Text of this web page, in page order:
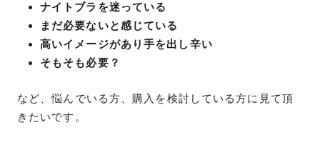
ナイトブラを迷っている
まだ必要ないと感じている
高いイメージがあり手を出し辛い
そもそも必要？
など、悩んでいる方、購入を検討している方に見て頂
きたいです。